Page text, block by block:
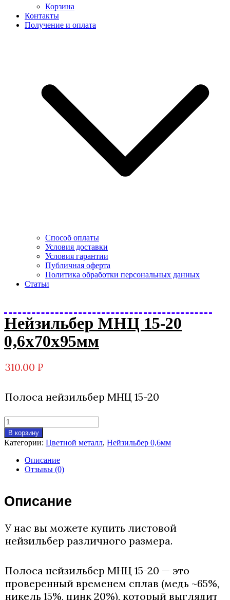
Корзина
Контакты
Получение и оплата
Способ оплаты
Условия доставки
Условия гарантии
Публичная оферта
Политика обработки персональных данных
Статьи
Нейзильбер МНЦ 15-20
0,6х70х95мм
310.00 ₽
Полоса нейзильбер МНЦ 15-20
Количество
товара
Нейзильбер
МНЦ
0,6х70х95мм
В корзину
Категории: Цветной металл, Нейзильбер 0,6мм
Описание
Отзывы (0)
Описание
У нас вы можете купить листовой
нейзильбер различного размера.
Полоса нейзильбер МНЦ 15-20 — это
проверенный временем сплав (медь ~65%,
никель 15%, цинк 20%), который выглядит